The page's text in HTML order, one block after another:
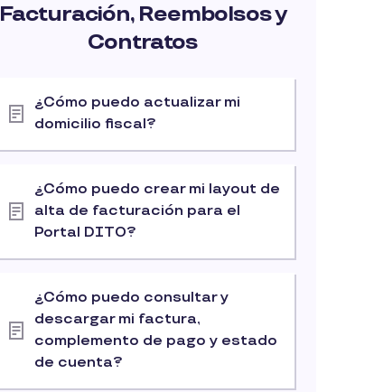
Facturación, Reembolsos y
Contratos
¿Cómo puedo actualizar mi
domicilio fiscal?
¿Cómo puedo crear mi layout de
alta de facturación para el
Portal DITO?
¿Cómo puedo consultar y
descargar mi factura,
complemento de pago y estado
de cuenta?